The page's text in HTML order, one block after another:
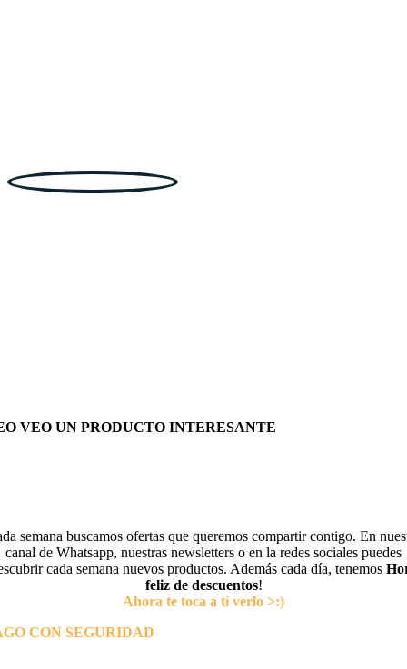
VEO UN PRODUCTO INTERESANTE
semana buscamos ofertas que queremos compartir contigo. En
canal de Whatsapp, nuestras newsletters o en la redes sociales puedes
cada semana nuevos productos. Además cada día, tenemos
feliz de descuentos!
Ahora te toca a tí verlo >:)
CON SEGURIDAD